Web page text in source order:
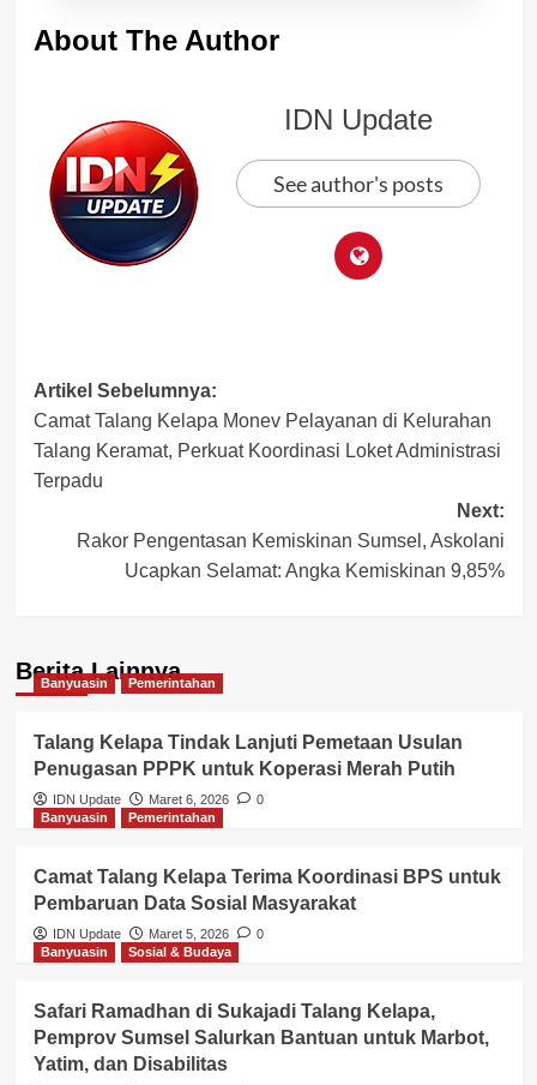
About The Author
IDN Update
See author's posts
Post
navigation
Artikel Sebelumnya:
Camat Talang Kelapa Monev Pelayanan di Kelurahan
Talang Keramat, Perkuat Koordinasi Loket Administrasi
Terpadu
Next:
Rakor Pengentasan Kemiskinan Sumsel, Askolani
Ucapkan Selamat: Angka Kemiskinan 9,85%
Berita Lainnya
Banyuasin Pemerintahan
Talang Kelapa Tindak Lanjuti Pemetaan Usulan
Penugasan PPPK untuk Koperasi Merah Putih
IDN Update Maret 6, 2026
0
Banyuasin
Pemerintahan
Camat Talang Kelapa Terima Koordinasi BPS untuk
Pembaruan Data Sosial Masyarakat
IDN Update Maret 5, 2026
0
Banyuasin
Sosial & Budaya
Safari Ramadhan di Sukajadi Talang Kelapa,
Pemprov Sumsel Salurkan Bantuan untuk Marbot,
Yatim, dan Disabilitas